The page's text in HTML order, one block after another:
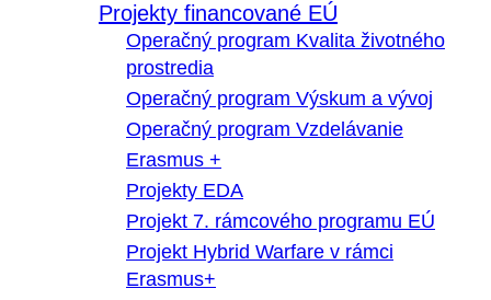
Projekty financované EÚ
Operačný program Kvalita životného
prostredia
Operačný program Výskum a vývoj
Operačný program Vzdelávanie
Erasmus +
Projekty EDA
Projekt 7. rámcového programu EÚ
Projekt Hybrid Warfare v rámci
Erasmus+